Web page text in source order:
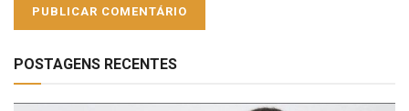
POSTAGENS RECENTES